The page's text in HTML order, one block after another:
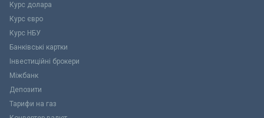
Курс долара
Курс євро
Курс НБУ
Банківські картки
Інвестиційні брокери
Міжбанк
Депозити
Тарифи на газ